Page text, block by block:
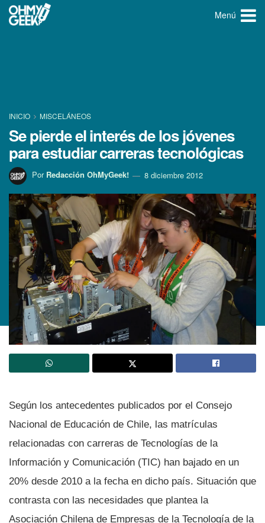
Menú
INICIO MISCELÁNEOS
Se pierde el interés de los jóvenes
para estudiar carreras tecnológicas
Por Redacción OhMyGeek! 8 diciembre 2012
Según los antecedentes publicados por el Consejo
Nacional de Educación de Chile, las matrí­culas
relacionadas con carreras de Tecnologí­as de la
Información y Comunicación (TIC) han bajado en un
20% desde 2010 a la fecha en dicho paí­s. Situación que
contrasta con las necesidades que plantea la
Asociación Chilena de Empresas de la Tecnologí­a de la